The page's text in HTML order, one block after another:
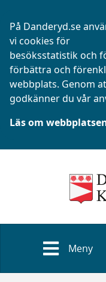
På Danderyd.se
vi cookies för
besöksstatistik och
förbättra och
webbplats. Genom
godkänner du vår
Läs om
Meny